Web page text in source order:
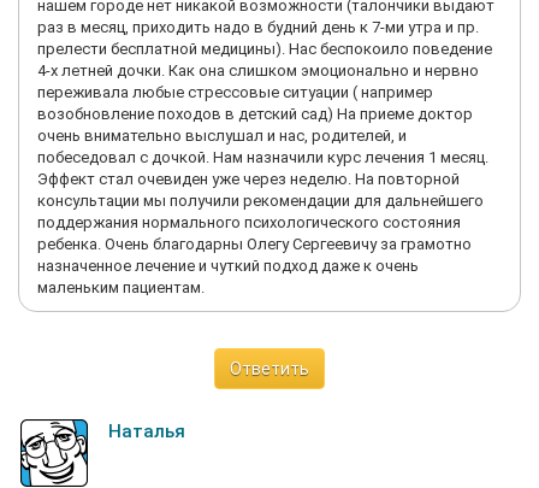
границей, училась там же. Она ежедневно дает детям наркоз.
Посмотрела наши анализы, ЭКГ и прочее и сказала, что
лично у нее эти показатели вопросов не вызывают. ЕМЦ
предложил подождать пару недель, и прооперироваться,
пересдав только общий анализ крови, мол, это не 6
пробирок, а поменьше. После этого расхотелось идти в ЕМЦ,
и еще больше захотелось поскорее прооперироваться –
пока не истек срок действия уже сданных анализов.
Наткнулись в интернете на доктора Никитского и его клинику.
Мы никогда не планировали лечиться в Королеве. Решили
сходить на прием и посмотреть на хирурга. Понравится-не
понравится. Это был уже пятый детский хирург в нашей
жизни. Так что, мы, можно сказать, опытные родители ( ( (
Доктор Никитский спокойно выслушал историю наших
операции, хотя мы ее страшно не хотели из-за возможных
осложнений и шва. Сказал, что готов оперировать в
анестезиологом и отзвонится. В субботу мы приехали в
клинику. Нас разместили в уютной палате: детская кроватка,
две односпальные кровати, два кресла, столик и телевизор.
нашем городе нет никакой возможности (талончики выдают
раз в месяц, приходить надо в будний день к 7-ми утра и пр.
прелести бесплатной медицины). Нас беспокоило поведение
4-х летней дочки. Как она слишком эмоционально и нервно
переживала любые стрессовые ситуации ( например
возобновление походов в детский сад) На приеме доктор
очень внимательно выслушал и нас, родителей, и
побеседовал с дочкой. Нам назначили курс лечения 1 месяц.
Эффект стал очевиден уже через неделю. На повторной
консультации мы получили рекомендации для дальнейшего
поддержания нормального психологического состояния
ребенка. Очень благодарны Олегу Сергеевичу за грамотно
назначенное лечение и чуткий подход даже к очень
маленьким пациентам.
Ответить
Наталья